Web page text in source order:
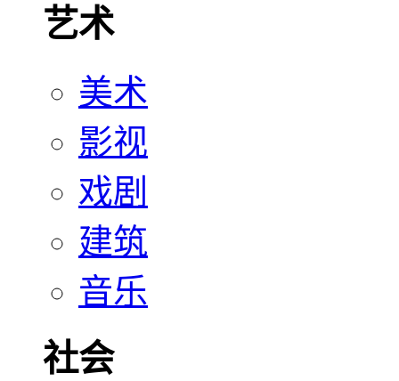
艺术
美术
影视
戏剧
建筑
音乐
社会